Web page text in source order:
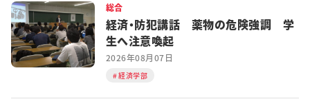
総合
経済・防犯講話 薬物の危険強調 学
生へ注意喚起
2026年08月07日
経済学部